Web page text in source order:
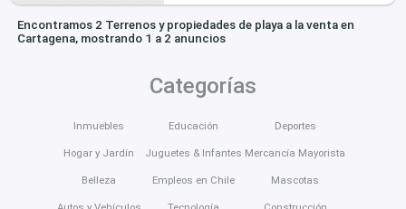
Encontramos 2 Terrenos y propiedades de playa a la venta en
Cartagena, mostrando 1 a 2 anuncios
Categorías
Inmuebles
Hogar y Jardín
Belleza
Educación
Juguetes & Infantes
Empleos en Chile
Deportes
Mercancía Mayorista
Mascotas